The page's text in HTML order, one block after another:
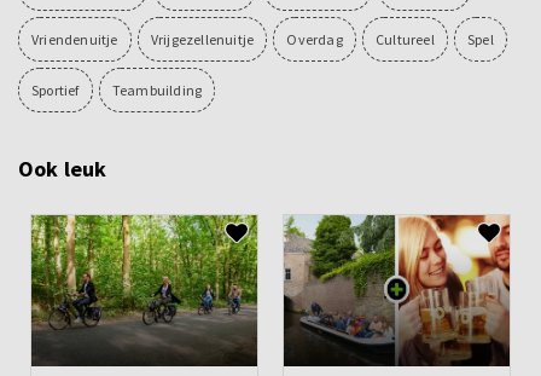
Vriendenuitje Vrijgezellenuitje Overdag Cultureel Spel
Sportief Teambuilding
Ook leuk